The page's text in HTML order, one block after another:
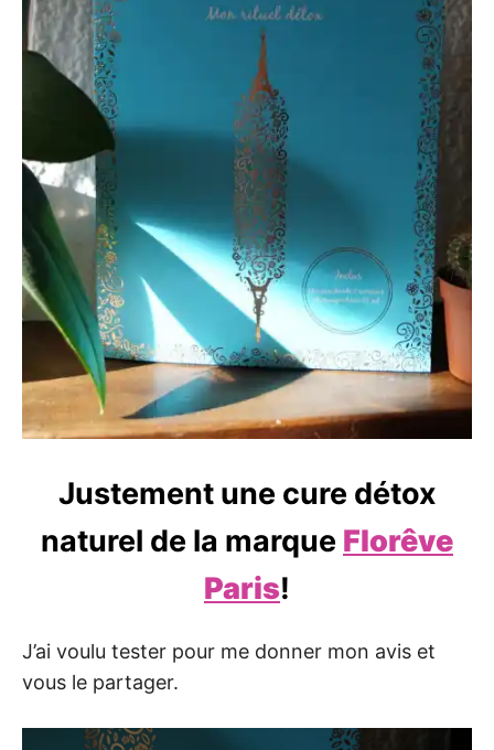
Justement une cure détox
naturel de la marque Florêve
Paris!
J’ai voulu tester pour me donner mon avis et
vous le partager.